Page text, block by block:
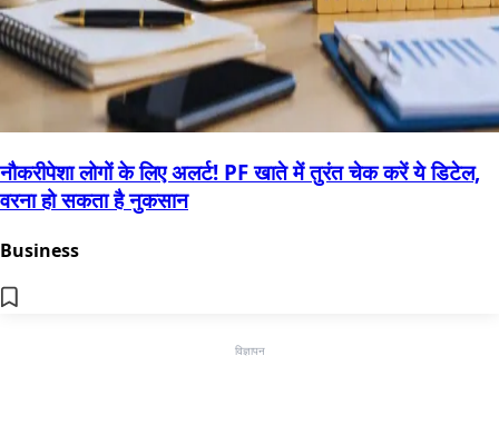
नौकरीपेशा लोगों के लिए अलर्ट! PF खाते में तुरंत चेक करें ये डिटेल,
वरना हो सकता है नुकसान
Business
विज्ञापन